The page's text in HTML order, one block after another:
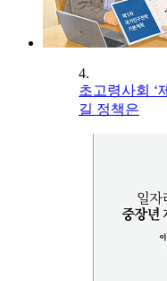
4.
초고령사회 ‘
길 정책은